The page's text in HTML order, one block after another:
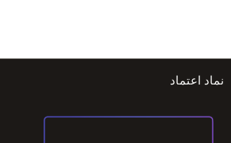
نماد اعتماد